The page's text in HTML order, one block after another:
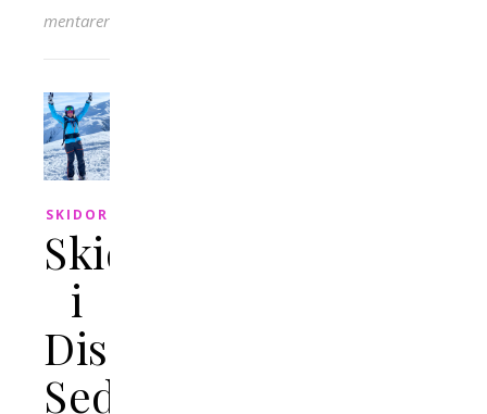
kommentarer
SKIDOR
Skidåkning
i
Disentis,
Sedrun